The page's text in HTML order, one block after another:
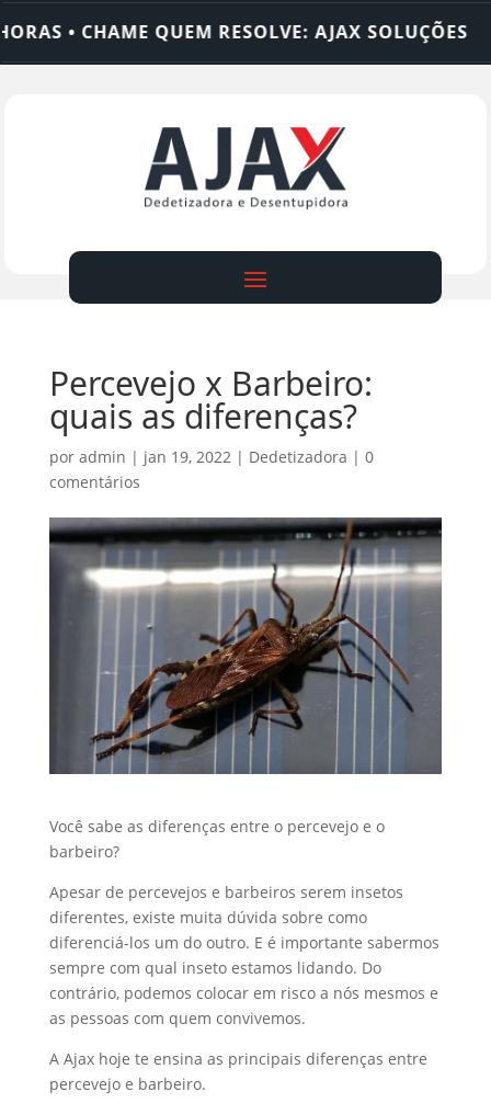
CHAME QUEM RESOLVE: AJAX SOLUÇÕES
Percevejo x Barbeiro:
quais as diferenças?
por admin | jan 19, 2022 | Dedetizadora | 0
comentários
Você sabe as diferenças entre o percevejo e o
barbeiro?
Apesar de percevejos e barbeiros serem insetos
diferentes, existe muita dúvida sobre como
diferenciá-los um do outro. E é importante sabermos
sempre com qual inseto estamos lidando. Do
contrário, podemos colocar em risco a nós mesmos e
as pessoas com quem convivemos.
A Ajax hoje te ensina as principais diferenças entre
percevejo e barbeiro.